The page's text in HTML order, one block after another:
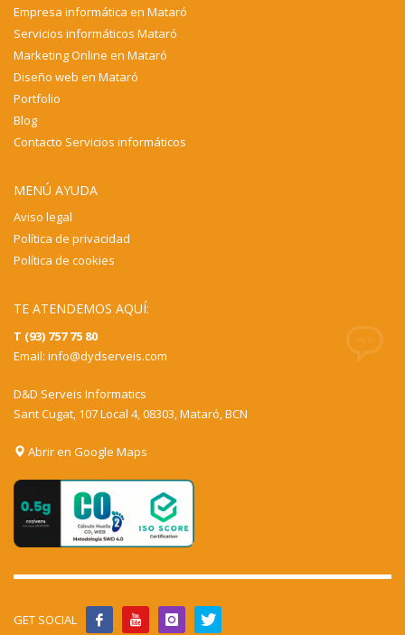
Empresa informática en Mataró
Servicios informáticos Mataró
Marketing Online en Mataró
Diseño web en Mataró
Portfolio
Blog
Contacto Servicios informáticos
MENÚ AYUDA
Aviso legal
Política de privacidad
Política de cookies
TE ATENDEMOS AQUÍ:
T (93) 757 75 80
Email: info@dydserveis.com
D&D Serveis Informatics
Sant Cugat, 107 Local 4, 08303, Mataró, BCN
Abrir en Google Maps
GET SOCIAL